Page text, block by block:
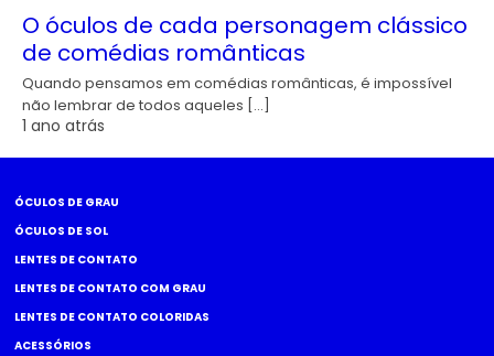
O óculos de cada personagem clássico
de comédias românticas
Quando pensamos em comédias românticas, é impossível
não lembrar de todos aqueles […]
1 ano atrás
ÓCULOS DE GRAU
ÓCULOS DE SOL
LENTES DE CONTATO
LENTES DE CONTATO COM GRAU
LENTES DE CONTATO COLORIDAS
ACESSÓRIOS